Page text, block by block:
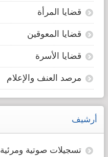
قضايا المرأة
قضايا المعوقين
قضايا الأسرة
مرصد العنف والإعلام
أرشيف
تسجيلات صوتية ومرئية